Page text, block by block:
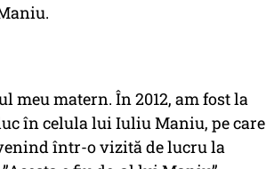
meu matern. În 2012, am fost la
în celula lui Iuliu Maniu, pe care
într-o vizită de lucru la